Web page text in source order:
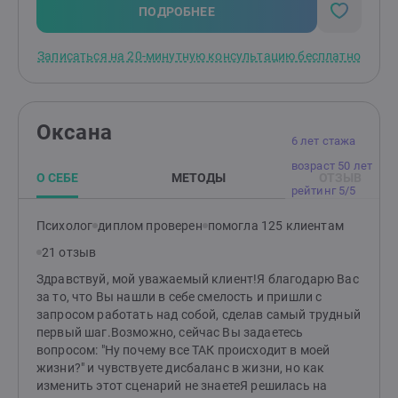
ACT, ОРКТ и КПТ. Если проще: мы смотрим, что с вами
происходит, что забирает силы и какие небольшие
врач, не назначаю лекарства, не работаю с детьми и
практике я более 6 лет, регулярно прохожу обучение
ПОДРОБНЕЕ
Записаться на 20-минутную консультацию бесплатно
6 лет стажа
возраст 50 лет
рейтинг 5/5
Оксана
О СЕБЕ МЕТОДЫ
Психолог диплом проверен помогла 125 клиентам
21 отзыв
Здравствуй, мой уважаемый клиент!Я благодарю Вас
за то, что Вы нашли в себе смелость и пришли с
запросом работать над собой, сделав самый трудный
первый шаг.Возможно, сейчас Вы задаетесь
вопросом: "Ну почему все ТАК происходит в моей
жизни?" и чувствуете дисбаланс в жизни, но как
изменить этот сценарий не знаетеЯ решилась на